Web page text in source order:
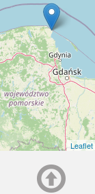
Leaflet